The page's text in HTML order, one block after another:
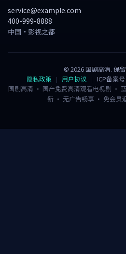
service@example.com
400-999-8888
中国·影视之都
© 2026国剧高清. 保
隐私政策
用户协议
ICP备案
国剧高清 · 国产免费高清观看电视剧 ·
新 · 无广告畅享 · 免会员